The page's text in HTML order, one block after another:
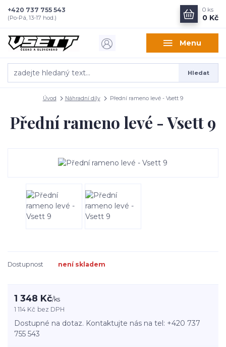
Menu
Hledat
+420 737 755 543
(Po-Pá, 13-17 hod.)
0 ks
0 Kč
Úvod Náhradní díly Přední rameno levé - Vsett 9
Přední rameno levé - Vsett 9
Dostupnost není skladem
1 348 Kč/ks
1 114 Kč bez DPH
Dostupné na dotaz. Kontaktujte nás na tel: +420 737
755 543